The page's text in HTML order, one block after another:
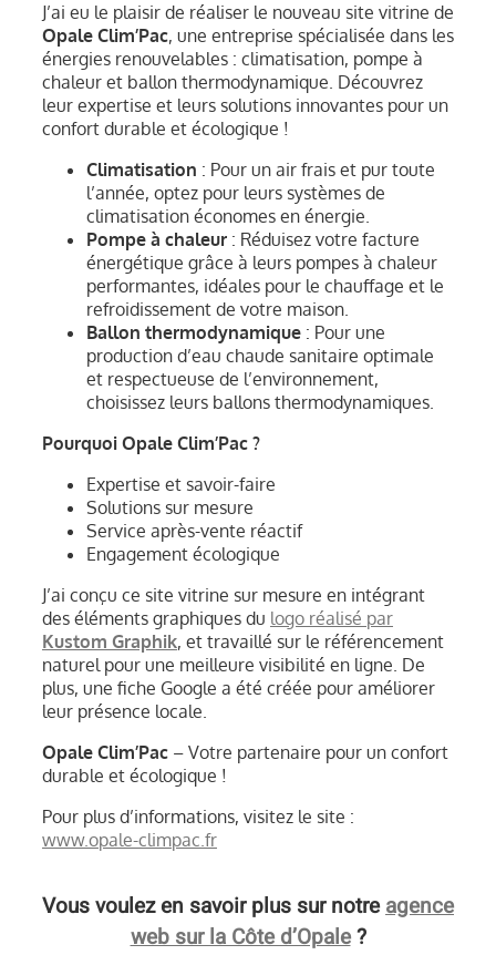
J’ai eu le plaisir de réaliser le nouveau site vitrine de
Opale Clim’Pac, une entreprise spécialisée dans les
énergies renouvelables : climatisation, pompe à
chaleur et ballon thermodynamique. Découvrez
leur expertise et leurs solutions innovantes pour un
confort durable et écologique !
Climatisation : Pour un air frais et pur toute
l’année, optez pour leurs systèmes de
climatisation économes en énergie.
Pompe à chaleur: Réduisez votre facture
énergétique grâce à leurs pompes à chaleur
performantes, idéales pour le chauffage et le
refroidissement de votre maison.
Ballon thermodynamique: Pour une
production d’eau chaude sanitaire optimale
et respectueuse de l’environnement,
choisissez leurs ballons thermodynamiques.
Pourquoi Opale Clim’Pac ?
Expertise et savoir-faire
Solutions sur mesure
Service après-vente réactif
Engagement écologique
J’ai conçu ce site vitrine sur mesure en intégrant
des éléments graphiques du logo réalisé par
Kustom Graphik, et travaillé sur le référencement
naturel pour une meilleure visibilité en ligne. De
plus, une fiche Google a été créée pour améliorer
leur présence locale.
Opale Clim’Pac– Votre partenaire pour un confort
durable et écologique !
Pour plus d’informations, visitez le site :
www.opale-climpac.fr
Vous voulez en savoir plus sur notreagence
web sur la Côte d’Opale?